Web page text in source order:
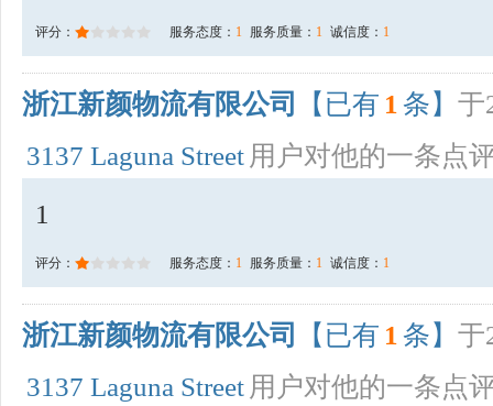
评分： 服务态度： 1 服务质量： 1 诚信度： 1
浙江新颜物流有限公司 【已有 1 条】 于
3137 Laguna Street 用户对他的一条点
1
评分： 服务态度： 1 服务质量： 1 诚信度： 1
浙江新颜物流有限公司 【已有 1 条】 于
3137 Laguna Street 用户对他的一条点